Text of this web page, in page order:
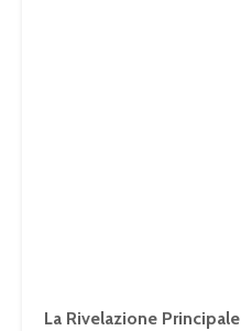
La Rivelazione Principale